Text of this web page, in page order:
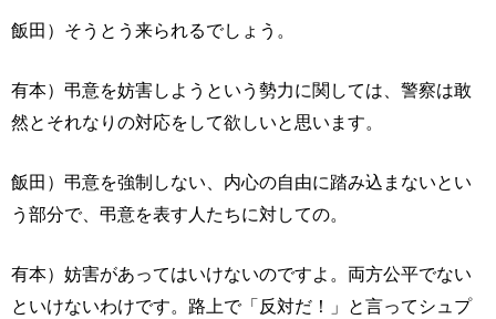
飯田）そうとう来られるでしょう。
有本）弔意を妨害しようという勢力に関しては、警察は敢
然とそれなりの対応をして欲しいと思います。
飯田）弔意を強制しない、内心の自由に踏み込まないとい
う部分で、弔意を表す人たちに対しての。
有本）妨害があってはいけないのですよ。両方公平でない
といけないわけです。路上で「反対だ！」と言ってシュプ